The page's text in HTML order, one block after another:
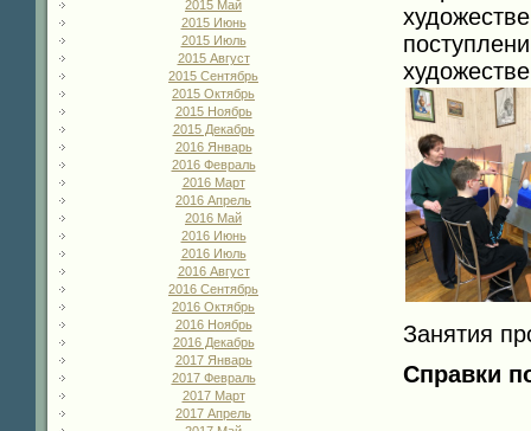
2015 Май
2015 Июнь
2015 Июль
2015 Август
2015 Сентябрь
2015 Октябрь
2015 Ноябрь
2015 Декабрь
2016 Январь
2016 Февраль
2016 Март
2016 Апрель
2016 Май
2016 Июнь
2016 Июль
2016 Август
2016 Сентябрь
2016 Октябрь
2016 Ноябрь
2016 Декабрь
2017 Январь
2017 Февраль
2017 Март
2017 Апрель
Занятия
Справки